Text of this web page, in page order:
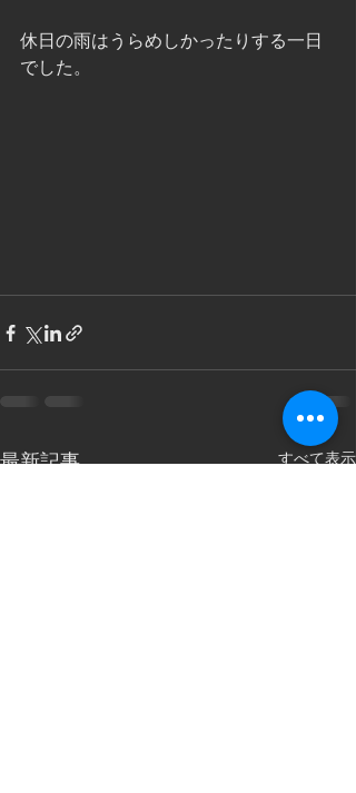
休日の雨はうらめしかったりする一日
でした。
最新記事 すべて表示